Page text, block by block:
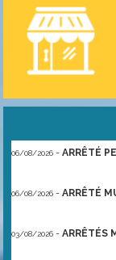
06/08/2026 - ARRÊTÉ
06/08/2026 - ARRÊTÉ
03/08/2026 - ARRÊTÉS